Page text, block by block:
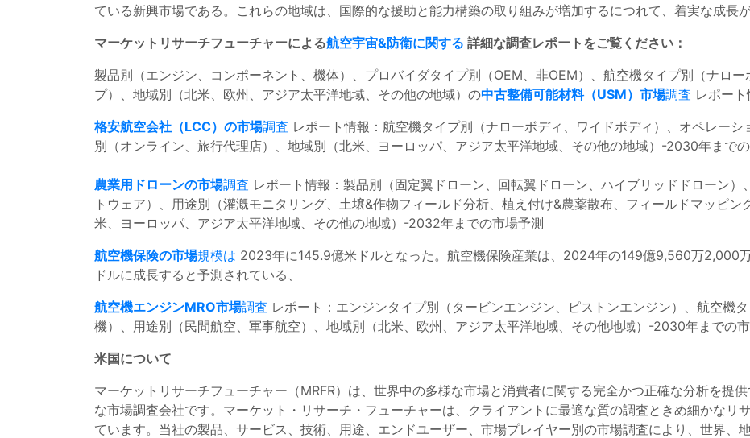
ている新興市場である。これらの地域は、国際的な援助と能力構築の取り組みが増加するにつれて、着実な成長が
マーケットリサーチフューチャーによる航空宇宙&防衛に関する 詳細な調査レポートをご覧ください：
製品別（エンジン、コンポーネント、機体）、プロバイダタイプ別（OEM、非OEM）、航空機タイプ別（ナロ
プ）、地域別（北米、欧州、アジア太平洋地域、その他の地域）の中古整備可能材料（USM）市場調査 レポー
格安航空会社（LCC）の市場調査 レポート情報：航空機タイプ別（ナローボディ、ワイドボディ）、オペレー
別（オンライン、旅行代理店）、地域別（北米、ヨーロッパ、アジア太平洋地域、その他の地域）-2030年まで
農業用ドローンの市場調査 レポート情報：製品別（固定翼ドローン、回転翼ドローン、ハイブリッドドローン
トウェア）、用途別（灌漑モニタリング、土壌&作物フィールド分析、植え付け&農薬散布、フィールドマッピ
米、ヨーロッパ、アジア太平洋地域、その他の地域）-2032年までの市場予測
航空機保険の市場規模は 2023年に145.9億米ドルとなった。航空機保険産業は、2024年の149億9,560万2,000
ドルに成長すると予測されている、
航空機エンジンMRO市場調査 レポート：エンジンタイプ別（タービンエンジン、ピストンエンジン）、航空機
機）、用途別（民間航空、軍事航空）、地域別（北米、欧州、アジア太平洋地域、その他地域）-2030年までの
米国について
マーケットリサーチフューチャー（MRFR）は、世界中の多様な市場と消費者に関する完全かつ正確な分析を提
な市場調査会社です。マーケット・リサーチ・フューチャーは、クライアントに最適な質の調査ときめ細かなリ
ています。当社の製品、サービス、技術、用途、エンドユーザー、市場プレイヤー別の市場調査により、世界、